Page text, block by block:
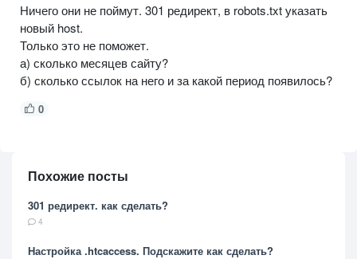
Ничего они не поймут. 301 редирект, в robots.txt указать
новый host.
Только это не поможет.
а) сколько месяцев сайту?
б) сколько ссылок на него и за какой период появилось?
0
Похожие посты
301 редирект. как сделать?
4
Настройка .htcaccess. Подскажите как сделать?